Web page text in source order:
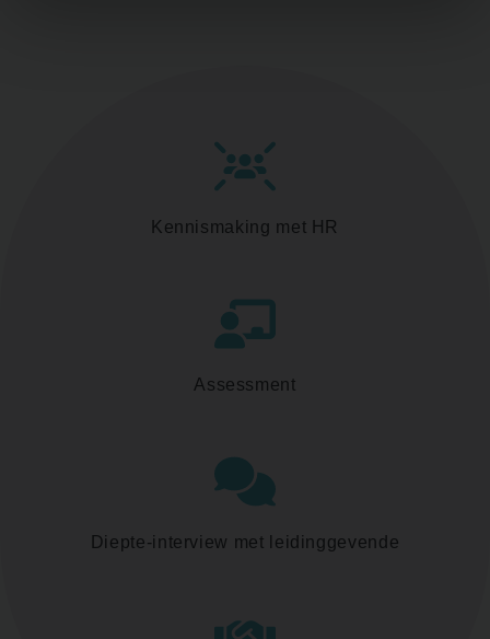
Kennismaking met HR
Assessment
Diepte-interview met leidinggevende